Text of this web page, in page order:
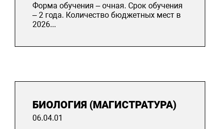
Форма обучения – очная. Срок обучения
– 2 года. Количество бюджетных мест в
2026...
БИОЛОГИЯ (МАГИСТРАТУРА)
06.04.01